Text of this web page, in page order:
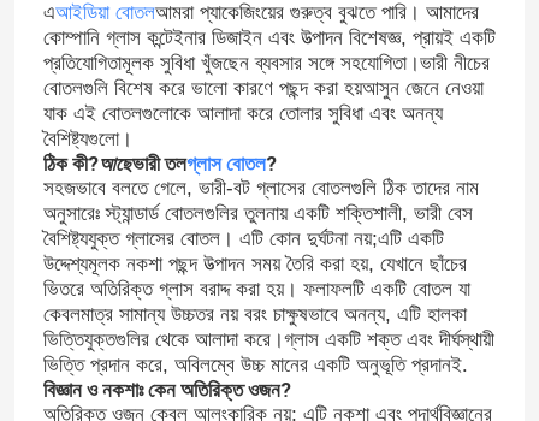
এআইডিয়া বোতলআমরা প্যাকেজিংয়ের গুরুত্ব বুঝতে পারি। আমাদের
কোম্পানি গ্লাস কন্টেইনার ডিজাইন এবং উত্পাদন বিশেষজ্ঞ, প্রায়ই একটি
প্রতিযোগিতামূলক সুবিধা খুঁজছেন ব্যবসার সঙ্গে সহযোগিতা।ভারী নীচের
বোতলগুলি বিশেষ করে ভালো কারণে পছন্দ করা হয়আসুন জেনে নেওয়া
যাক এই বোতলগুলোকে আলাদা করে তোলার সুবিধা এবং অনন্য
বৈশিষ্ট্যগুলো।
ঠিক কী?আছেভারী তলগ্লাস বোতল?
সহজভাবে বলতে গেলে, ভারী-বট গ্লাসের বোতলগুলি ঠিক তাদের নাম
অনুসারেঃ স্ট্যান্ডার্ড বোতলগুলির তুলনায় একটি শক্তিশালী, ভারী বেস
বৈশিষ্ট্যযুক্ত গ্লাসের বোতল। এটি কোন দুর্ঘটনা নয়;এটি একটি
উদ্দেশ্যমূলক নকশা পছন্দ উত্পাদন সময় তৈরি করা হয়, যেখানে ছাঁচের
ভিতরে অতিরিক্ত গ্লাস বরাদ্দ করা হয়। ফলাফলটি একটি বোতল যা
কেবলমাত্র সামান্য উচ্চতর নয় বরং চাক্ষুষভাবে অনন্য, এটি হালকা
ভিত্তিযুক্তগুলির থেকে আলাদা করে।গ্লাস একটি শক্ত এবং দীর্ঘস্থায়ী
ভিত্তি প্রদান করে, অবিলম্বে উচ্চ মানের একটি অনুভূতি প্রদানই.
বিজ্ঞান ও নকশাঃ কেন অতিরিক্ত ওজন?
অতিরিক্ত ওজন কেবল আলংকারিক নয়; এটি নকশা এবং পদার্থবিজ্ঞানের